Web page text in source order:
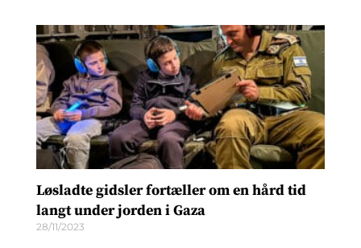
Løsladte gidsler fortæller om en hård tid
langt under jorden i Gaza
28/11/2023